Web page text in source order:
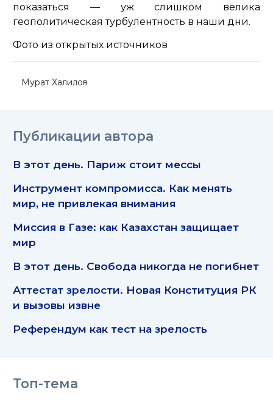
показаться — уж слишком велика
геополитическая турбулентность в наши дни.
Фото из открытых источников
Мурат Халилов
Публикации автора
В этот день. Париж стоит мессы
Инструмент компромисса. Как менять
мир, не привлекая внимания
Миссия в Газе: как Казахстан защищает
мир
В этот день. Свобода никогда не погибнет
Аттестат зрелости. Новая Конституция РК
и вызовы извне
Референдум как тест на зрелость
Топ-тема